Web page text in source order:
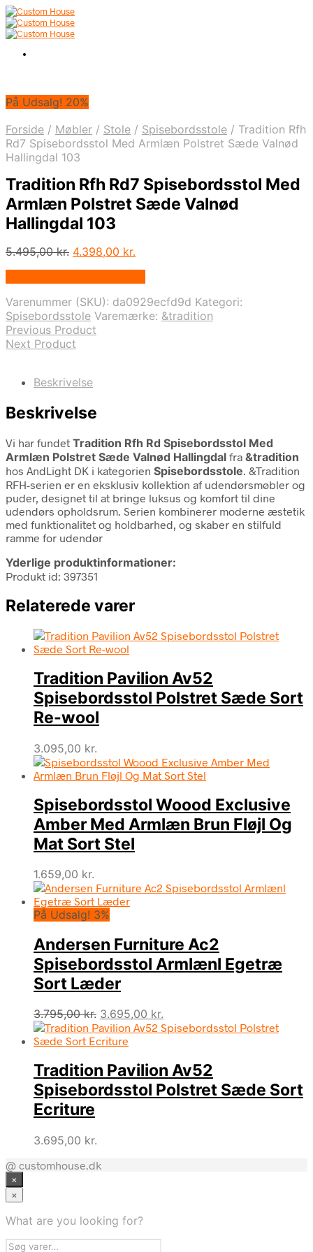
På Udsalg! 20%
Forside / Møbler / Stole / Spisebordsstole / Tradition Rfh
Rd7 Spisebordsstol Med Armlæn Polstret Sæde Valnød
Hallingdal 103
Tradition Rfh Rd7 Spisebordsstol Med
Armlæn Polstret Sæde Valnød
Hallingdal 103
5.495,00kr. Den
5.495,00 kr..
4.398,00 kr.
4.398,00 kr..
Varenummer (SKU): da0929ecfd9d Kategori:
Spisebordsstole Varemærke: &tradition
Previous Product
Next Product
Beskrivelse
Beskrivelse
Vi har fundet Tradition Rfh Rd Spisebordsstol Med
Armlæn Polstret Sæde Valnød Hallingdal fra &tradition
hos AndLight DK i kategorien Spisebordsstole. &Tradition
RFH-serien er en eksklusiv kollektion af udendørsmøbler og
puder, designet til at bringe luksus og komfort til dine
udendørs opholdsrum. Serien kombinerer moderne æstetik
med funktionalitet og holdbarhed, og skaber en stilfuld
ramme for udendør
Yderlige produktinformationer:
Produkt id: 397351
Relaterede varer
Tradition Pavilion Av52
Spisebordsstol Polstret Sæde Sort
Re-wool
3.095,00 kr.
Spisebordsstol Woood Exclusive
Amber Med Armlæn Brun Fløjl Og
Mat Sort Stel
1.659,00 kr.
På Udsalg! 3%
Andersen Furniture Ac2
Spisebordsstol Armlænl Egetræ
Sort Læder
3.795,00kr. Den
oprindelige
pris
3.795,00 kr..
3.695,00 kr.
aktuelle
3.695,00 kr..
Tradition Pavilion Av52
Spisebordsstol Polstret Sæde Sort
Ecriture
3.695,00 kr.
@ customhouse.dk
×
×
What are you looking for?